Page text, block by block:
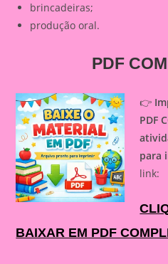
brincadeiras;
produção oral.
PDF
👉
PDF
para
link:
BAIXAR EM PDF